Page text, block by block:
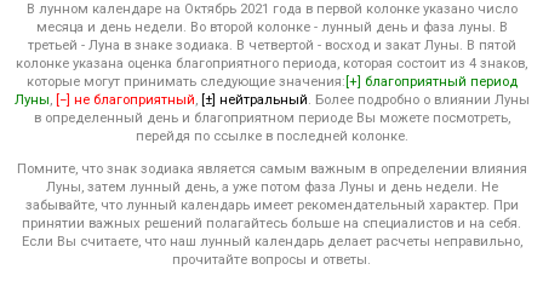
В лунном календаре на Октябрь 2021 года в первой колонке указано число
месяца и день недели. Во второй колонке - лунный день и фаза луны. В
третьей - Луна в знаке зодиака. В четвертой - восход и закат Луны. В пятой
колонке указана оценка благоприятного периода, которая состоит из 4 знаков,
которые могут принимать следующие значения: [+] благоприятный период
Луны, [−] не благоприятный, [±] нейтральный. Более подробно о влиянии Луны
в определенный день и благоприятном периоде Вы можете посмотреть,
перейдя по ссылке в последней колонке.
Помните, что знак зодиака является самым важным в определении влияния
Луны, затем лунный день, а уже потом фаза Луны и день недели. Не
забывайте, что лунный календарь имеет рекомендательный характер. При
принятии важных решений полагайтесь больше на специалистов и на себя.
Если Вы считаете, что наш лунный календарь делает расчеты неправильно,
прочитайте вопросы и ответы.